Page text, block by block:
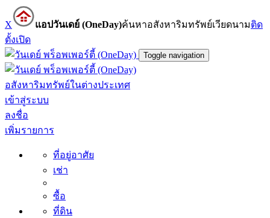
X แอปวันเดย์ (OneDay)ค้นหาอสังหาริมทรัพย์เวียดนามติด
ตั้งเปิด
Toggle navigation
อสังหาริมทรัพย์ในต่างประเทศ
เข้าสู่ระบบ
ลงชื่อ
เพิ่มรายการ
ที่อยู่อาศัย
เช่า
ซื้อ
ที่ดิน